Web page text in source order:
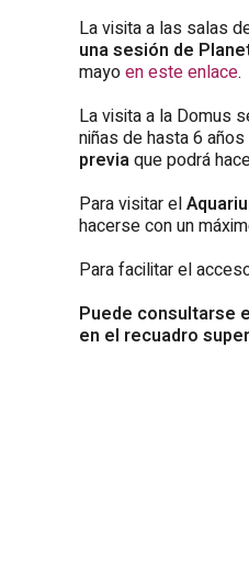
La visita a las salas
una sesión de
mayoen este enlace.
La visita a la Domus
niñas de hasta 6
previaque podrá
Para visitar el
hacerse con un
Para facilitar el
Puede consultarse
en el recuadro